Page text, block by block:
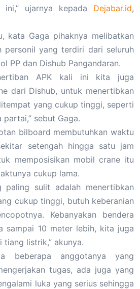
ujarnya kepada Dejabar.id,
kata Gaga pihaknya melibatkan
personil yang terdiri dari seluruh
PP dan Dishub Pangandaran.
APK kali ini kita juga
dari Dishub, untuk menertibkan
yang cukup tinggi, seperti
sebut Gaga.
bilboard membutuhkan waktu
setengah hingga satu jam
memposisikan mobil crane itu
cukup lama.
paling sulit adalah menertibkan
cukup tinggi, butuh keberanian
Kebanyakan bendera
sampai 10 meter lebih, kita juga
listrik,” akunya.
beberapa anggotanya yang
tugas, ada juga yang
luka yang serius sehingga